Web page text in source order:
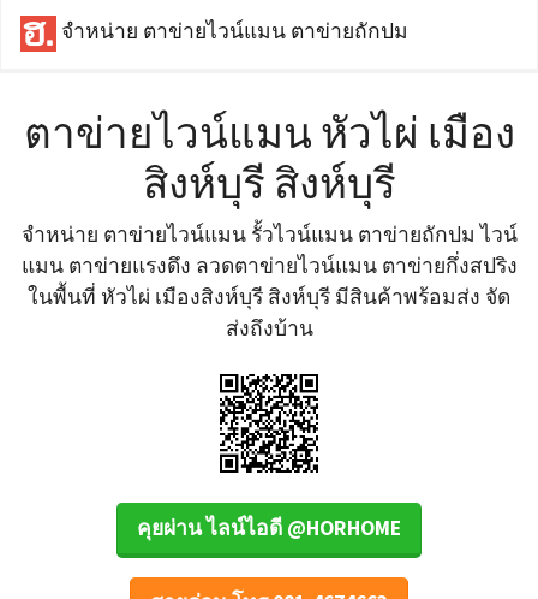
จำหน่าย ตาข่ายไวน์แมน ตาข่ายถักปม
ตาข่ายไวน์แมน หัวไผ่ เมือง
สิงห์บุรี สิงห์บุรี
จำหน่าย ตาข่ายไวน์แมน รั้วไวน์แมน ตาข่ายถักปม ไวน์
แมน ตาข่ายแรงดึง ลวดตาข่ายไวน์แมน ตาข่ายกึ่งสปริง
ในพื้นที่ หัวไผ่ เมืองสิงห์บุรี สิงห์บุรี มีสินค้าพร้อมส่ง จัด
ส่งถึงบ้าน
คุยผ่าน ไลน์ไอดี @HORHOME